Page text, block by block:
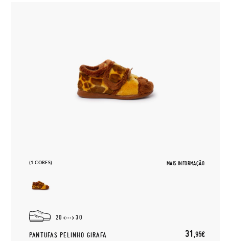
(1 CORES) MAIS INFORMAÇÃO
20 30
PANTUFAS PELINHO GIRAFA 31,95€